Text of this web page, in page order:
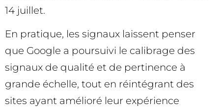
14 juillet.
En pratique, les signaux laissent penser
que Google a poursuivi le calibrage des
signaux de qualité et de pertinence à
grande échelle, tout en réintégrant des
sites ayant amélioré leur expérience